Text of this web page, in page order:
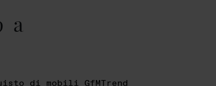
di mobili GfMTrend